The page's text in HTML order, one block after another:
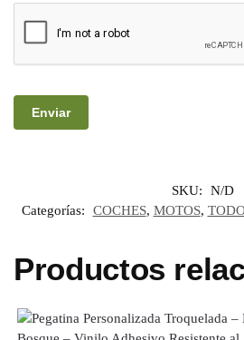
SKU:
N/D
Categorías:
COCHES, MOTOS,
Productos